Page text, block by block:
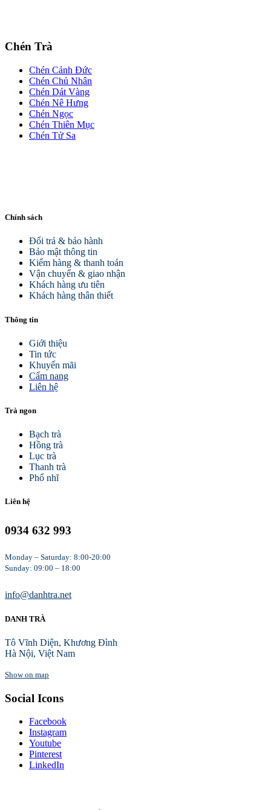
Chén Trà
Chén Cảnh Đức
Chén Chủ Nhân
Chén Dát Vàng
Chén Nê Hưng
Chén Ngọc
Chén Thiên Mục
Chén Tử Sa
Chính sách
Đổi trả & bảo hành
Bảo mật thông tin
Kiểm hàng & thanh toán
Vận chuyển & giao nhận
Khách hàng ưu tiên
Khách hàng thân thiết
Thông tin
Giới thiệu
Tin tức
Khuyến mãi
Cẩm nang
Liên hệ
Trà ngon
Bạch trà
Hồng trà
Lục trà
Thanh trà
Phổ nhĩ
Liên hệ
0934 632 993
Monday – Saturday: 8:00-20:00
Sunday: 09:00 – 18:00
info@danhtra.net
DANH TRÀ
Tô Vĩnh Diện, Khương Đình
Hà Nội, Việt Nam
Show on map
Social Icons
Facebook
Instagram
Youtube
Pinterest
LinkedIn